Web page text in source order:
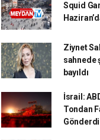
Squid
Ziynet
sahnede
bayıldı
İsrail:
Tondan
Gönderdi